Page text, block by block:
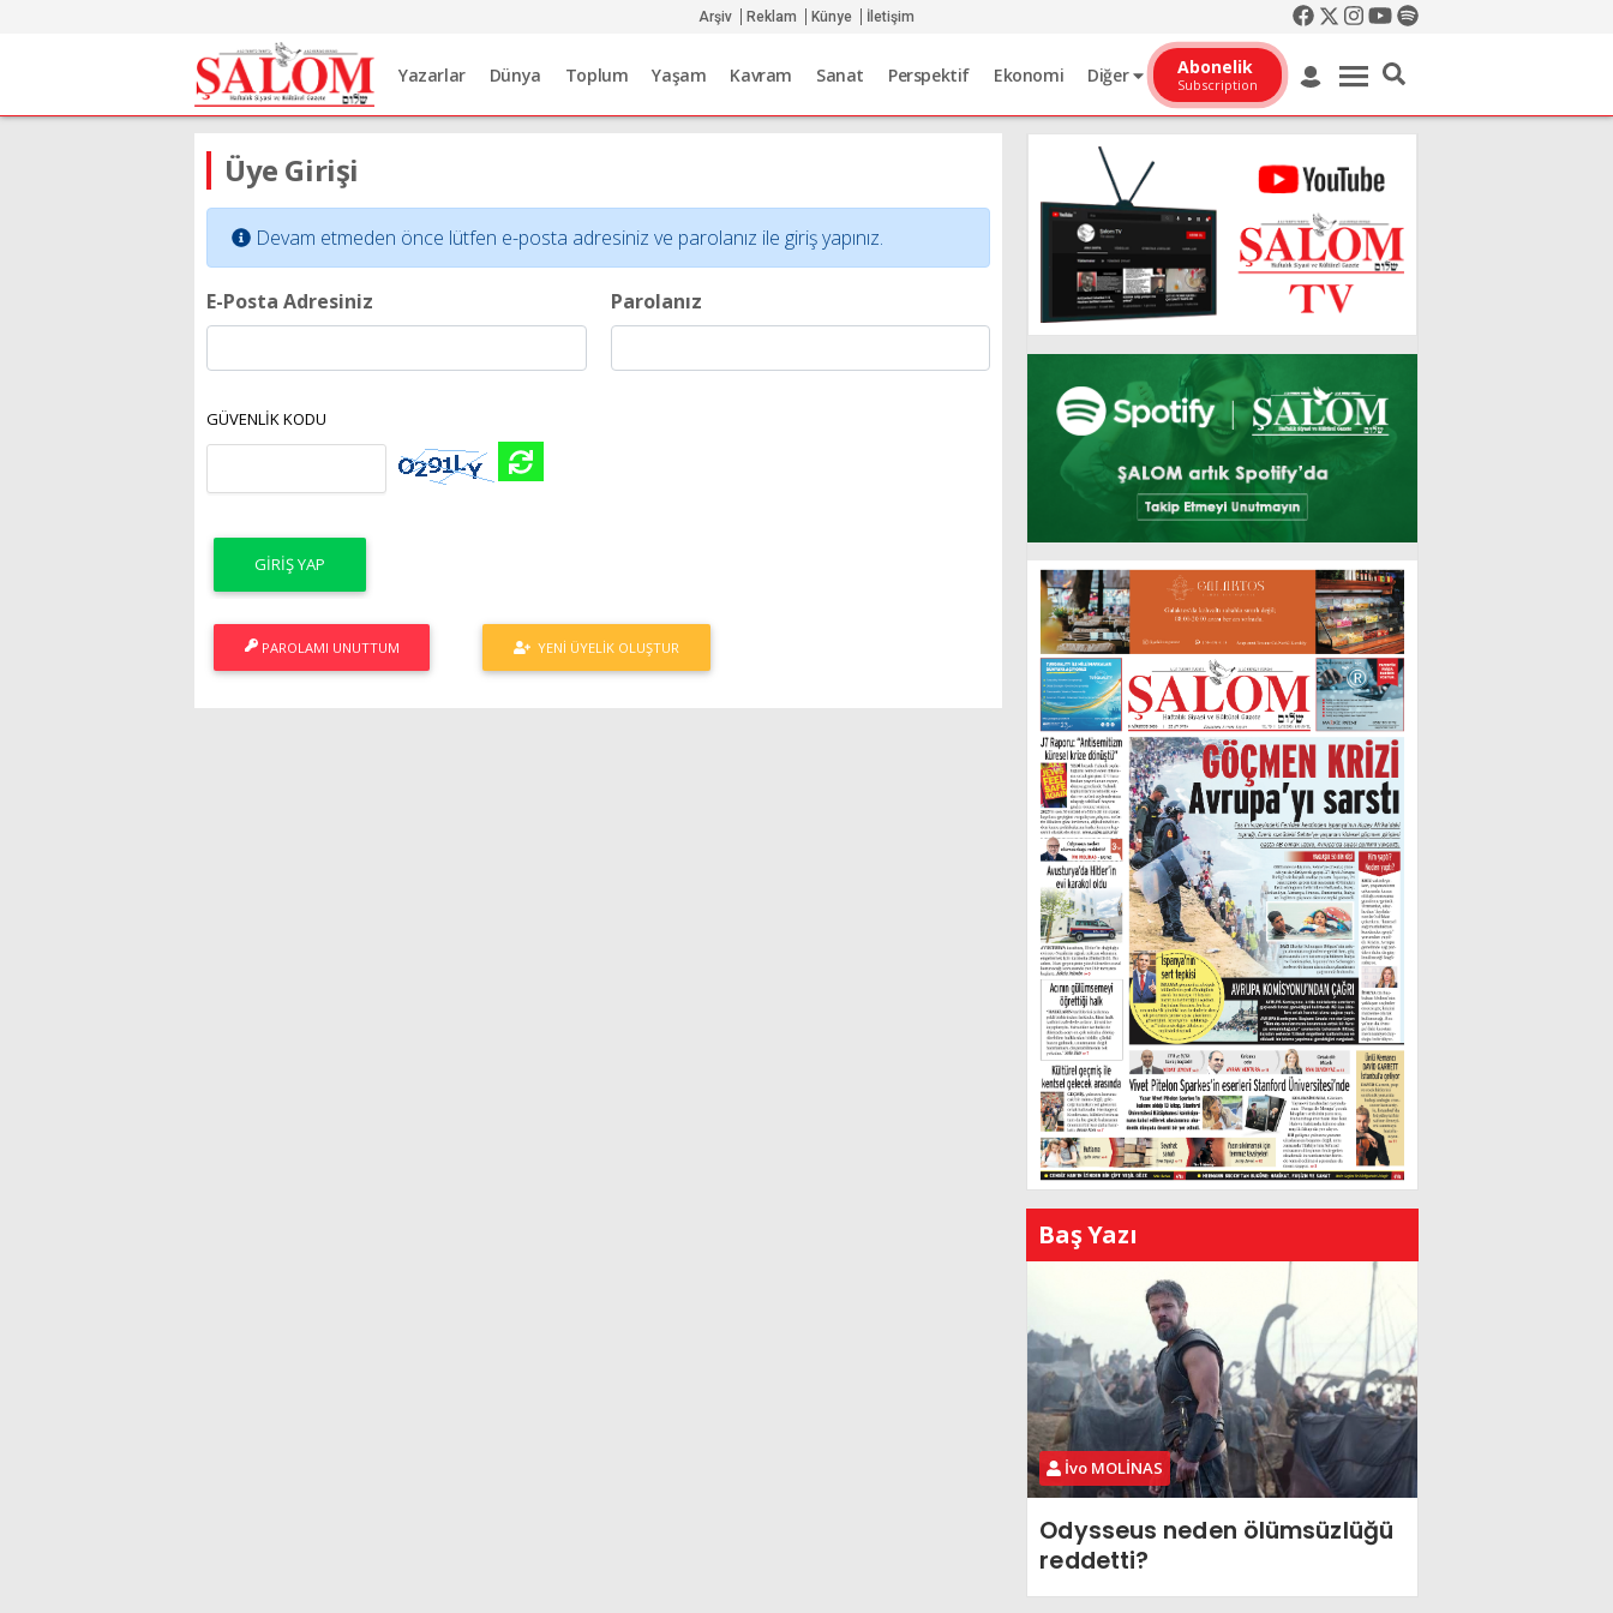
Arşiv Reklam Künye İletişim
Yazarlar Dünya Toplum Yaşam Kavram Sanat Perspektif Ekonomi Diğer Abonelik
Subscription
Üye Girişi
Devam etmeden önce lütfen e-posta adresiniz ve parolanız ile giriş yapınız.
E-Posta Adresiniz Parolanız
GÜVENLİK KODU
PAROLAMI UNUTTUM YENI ÜYELIK OLUŞTUR
Baş Yazı
İvo MOLİNAS
Odysseus neden ölümsüzlüğü
reddetti?